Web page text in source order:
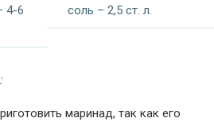
4-6
соль – 2,5 ст. л.
маринад, так как его